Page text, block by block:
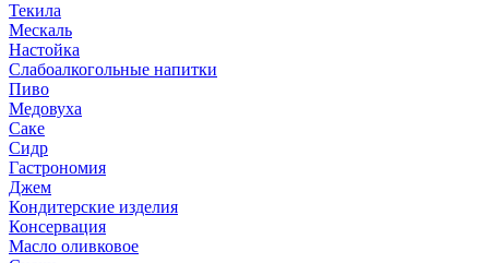
Текила
Мескаль
Настойка
Слабоалкогольные напитки
Пиво
Медовуха
Саке
Сидр
Гастрономия
Джем
Кондитерские изделия
Консервация
Масло оливковое